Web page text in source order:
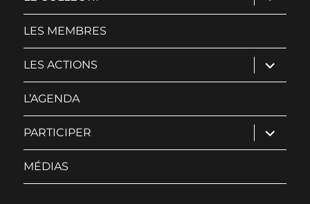
le
sous-
LES MEMBRES
LES ACTIONS ouvrir
le
sous-
L’AGENDA
PARTICIPER ouvrir
le
sous-
MÉDIAS